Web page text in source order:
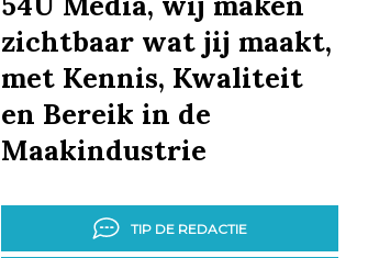
zichtbaar wat jij maakt,
met Kennis, Kwaliteit
en Bereik in de
Maakindustrie
TIP DE REDACTIE